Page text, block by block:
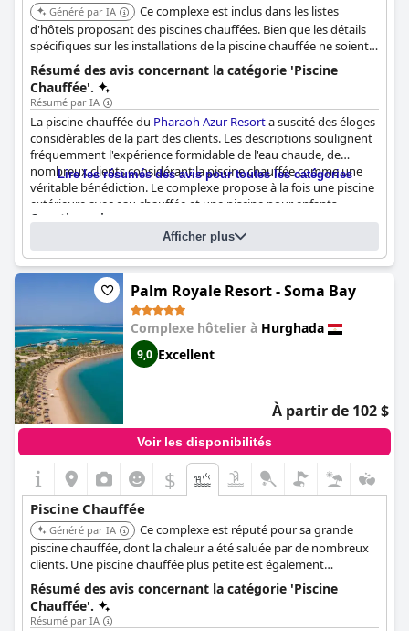
Généré par IA
Ce complexe est inclus dans les listes
d'hôtels proposant des piscines chauffées. Bien que les détails
spécifiques sur les installations de la piscine chauffée ne soient
pas fournis, son inclusion indique que cette commodité est
disponible.
Résumé des avis concernant la catégorie 'Piscine
Chauffée'.
Résumé par IA
La piscine chauffée du Pharaoh Azur Resorta suscité des éloges
considérables de la part des clients. Les descriptions soulignent
fréquemment l'expérience formidable de l'eau chaude, de
nombreux clients considérant la piscine chauffée comme une
véritable bénédiction. Le complexe propose à la fois une piscine
extérieure avec eau chauffée et une piscine pour enfants
chauffée, bien que certains clients aient noté qu'elle était parfois
trop froide. Dans l'ensemble, les visiteurs apprécient
constamment la zone de la piscine chauffée, la considérant
comme un élément remarquable de leur séjour.
Lire les résumés des avis pour toutes les catégories
Questionnaire
Réponses mises à jour dernièrement par Pharaoh Azur Resort
Nombre de piscines 3
Piscine 1 information
Emplacement de la piscine: Piscine extérieure
S'agit-il d'une piscine de type spécial ?
Piscine chauffée
Afficher plus
Palm Royale Resort - Soma Bay
Complexe hôtelier à Hurghada
9,0 Excellent
À partir de 102 $
Voir les disponibilités
$
Piscine Chauffée
Généré par IA
Ce complexe est réputé pour sa grande
piscine chauffée, dont la chaleur a été saluée par de nombreux
clients. Une piscine chauffée plus petite est également
disponible, y compris une située dans le spa.
Résumé des avis concernant la catégorie 'Piscine
Chauffée'.
Résumé par IA